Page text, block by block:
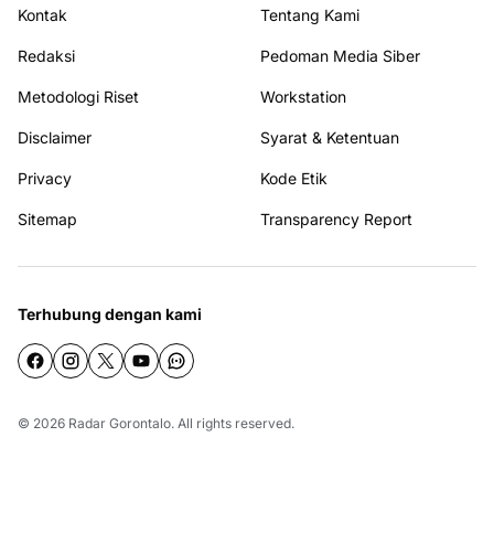
Kontak Tentang Kami
Redaksi Pedoman Media Siber
Metodologi Riset Workstation
Disclaimer Syarat & Ketentuan
Privacy Kode Etik
Sitemap Transparency Report
Terhubung dengan kami
© 2026 Radar Gorontalo. All rights reserved.